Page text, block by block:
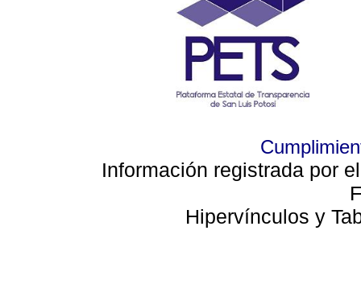
Información registrada por
Hipervínculos y